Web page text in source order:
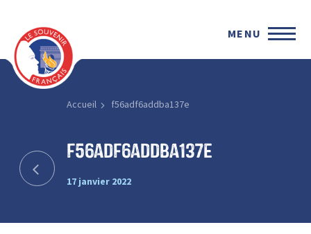
MENU
Accueil f56adf6addba137e
f56adf6addba137e
17 janvier 2022